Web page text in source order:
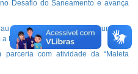
Desafio do Saneamento e avança
da segunda turma do curso de
a FURB
parceria com atividade da “Maleta